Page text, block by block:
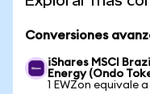
Conversiones
iShares MSCI
Energy (Ondo
1 EWZon equivale